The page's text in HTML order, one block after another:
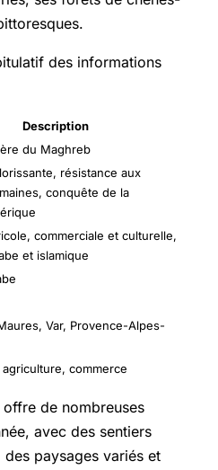
des informations
Description
du Maghreb
résistance aux
conquête de la
commerciale et culturelle,
et islamique
Var, Provence-Alpes-
agriculture, commerce
de nombreuses
avec des sentiers
paysages variés et